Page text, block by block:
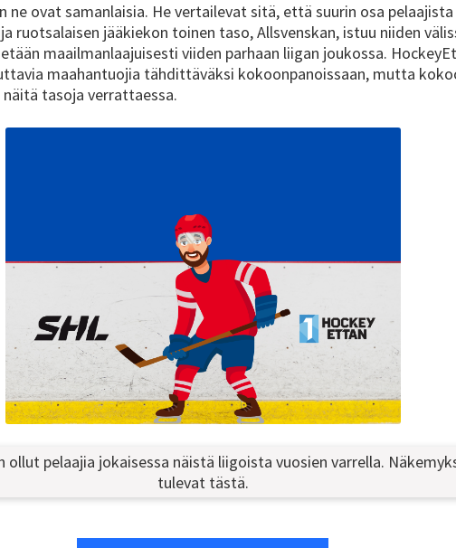
ne ovat samanlaisia. He vertailevat sitä, että suurin osa
ruotsalaisen jääkiekon toinen taso, Allsvenskan, istuu niiden
maailmanlaajuisesti viiden parhaan liigan joukossa.
maahantuojia tähdittäväksi kokoonpanoissaan, mutta
tasoja verrattaessa.
pelaajia jokaisessa näistä liigoista vuosien varrella.
tulevat tästä.